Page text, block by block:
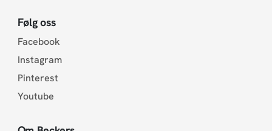
Følg oss
Facebook
Instagram
Pinterest
Youtube